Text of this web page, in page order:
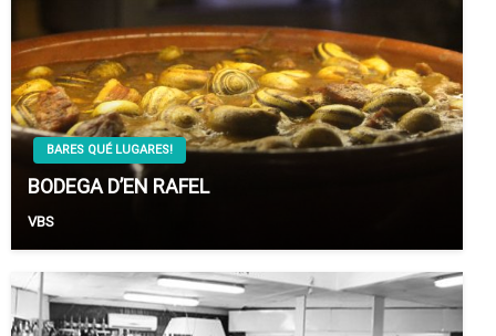
BARES QUÉ LUGARES!
BODEGA D’EN RAFEL
VBS